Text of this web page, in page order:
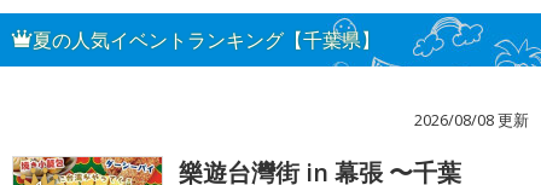
夏の人気イベントランキング【千葉県】
2026/08/08 更新
樂遊台灣街 in 幕張 〜千葉